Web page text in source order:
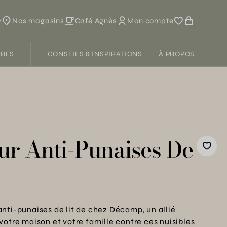
Nos magasins Café Agnès Mon compte
CONSEILS & INSPIRATIONS À PROPOS
Anti-Punaises De
punaises de lit de chez Décamp, un allié
maison et votre famille contre ces nuisibles